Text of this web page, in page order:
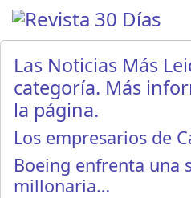
Las Noticias Más
categoría. Más
la página.
Los empresarios de
Boeing enfrenta una
millonaria…